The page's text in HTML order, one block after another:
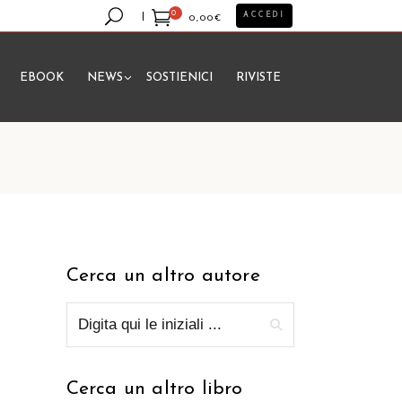
0
0,00€
prodotto nel carrello.
ACCEDI
EBOOK NEWS SOSTIENICI RIVISTE
Cerca un altro autore
Cerca un altro libro